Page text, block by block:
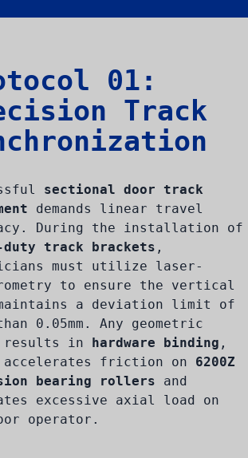
01:
Track
sectional door track
demands linear travel
During the installation of
duty track brackets ,
must utilize laser-
to ensure the vertical
a deviation limit of
0.05mm. Any geometric
in hardware binding ,
accelerates friction on 6200Z
bearing rollers and
excessive axial load on
operator.